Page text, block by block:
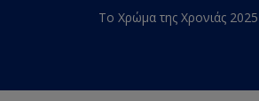
Το Χρώμα της Χρονιάς 2025